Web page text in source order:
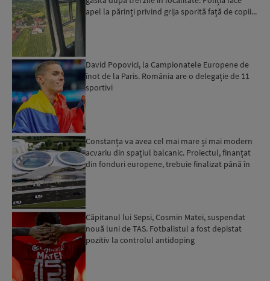
apel la părinți privind grija sporită față de copii...
David Popovici, la Campionatele Europene de
înot de la Paris. România are o delegație de 11
sportivi
Constanța va avea cel mai mare și mai modern
acvariu din spațiul balcanic. Proiectul, finanțat
din fonduri europene, trebuie finalizat până în
Căpitanul lui Sepsi, Cosmin Matei, suspendat
nouă luni de TAS. Fotbalistul a fost depistat
pozitiv la controlul antidoping